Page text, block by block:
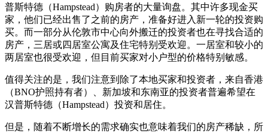
普斯特德（Hampstead）购房者的大量询盘。其中许多现金买
家，他们已经出售了之前的房产，准备好进入新一轮的投资购
买。而一部分从伦敦市中心向外搬迁的投资者也在寻找合适的
房产，三居或四居室公寓及住宅特别受欢迎。一居室和较小的
两居室也很受欢迎，但目前买家对小户型的价格特别敏感。
值得关注的是，我们注意到除了本地买家和投资者，来自香港
（BNO护照持有者）、新加坡和东南亚的投资者普遍希望在
汉普斯特德（Hampstead）投资和居住。
但是，随着不断增长的需求确实也意味着我们的房产稀缺，所